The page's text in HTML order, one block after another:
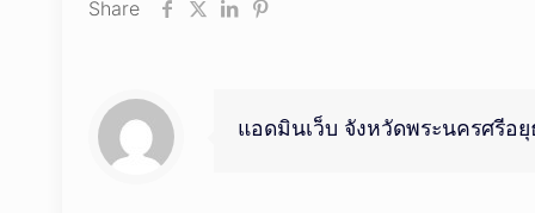
Share
แอดมินเว็บ จังหวัดพระนครศรีอยุ